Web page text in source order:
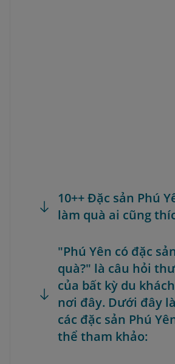
10++ Đặc sản Phú
làm quà ai cũng
"Phú Yên có đặc
quà?" là câu hỏi
của bất kỳ du
nơi đây. Dưới đây
các đặc sản Phú
thể tham khảo: